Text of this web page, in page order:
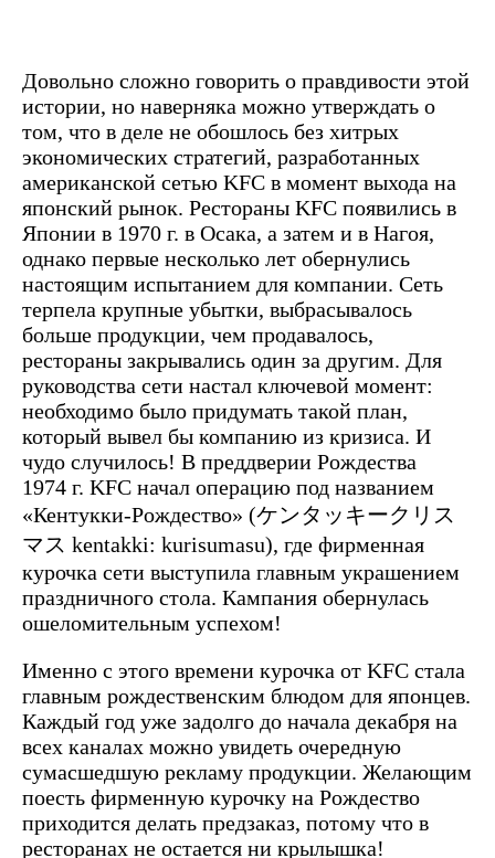
Довольно сложно говорить о правдивости этой
истории, но наверняка можно утверждать о
том, что в деле не обошлось без хитрых
экономических стратегий, разработанных
американской сетью KFC в момент выхода на
японский рынок. Рестораны KFC появились в
Японии в 1970 г. в Осака, а затем и в Нагоя,
однако первые несколько лет обернулись
настоящим испытанием для компании. Сеть
терпела крупные убытки, выбрасывалось
больше продукции, чем продавалось,
рестораны закрывались один за другим. Для
руководства сети настал ключевой момент:
необходимо было придумать такой план,
который вывел бы компанию из кризиса. И
чудо случилось! В преддверии Рождества
1974 г. KFC начал операцию под названием
«Кентукки-Рождество» (ケンタッキークリス
マス kentakki: kurisumasu), где фирменная
курочка сети выступила главным украшением
праздничного стола. Кампания обернулась
ошеломительным успехом!
Именно с этого времени курочка от KFC стала
главным рождественским блюдом для японцев.
Каждый год уже задолго до начала декабря на
всех каналах можно увидеть очередную
сумасшедшую рекламу продукции. Желающим
поесть фирменную курочку на Рождество
приходится делать предзаказ, потому что в
ресторанах не остается ни крылышка!